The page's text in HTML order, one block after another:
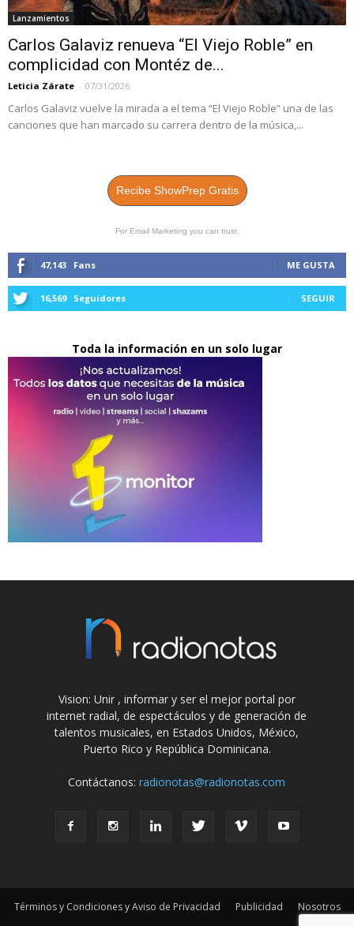
Lanzamientos
Carlos Galaviz renueva “El Viejo Roble” en
complicidad con Montéz de...
Leticia Zárate - 07/31/2026
Carlos Galaviz vuelve la mirada a el tema “El Viejo Roble” una de las
canciones que han marcado su carrera dentro de la música,...
Recibe ShowPrep Gratis
For Email Marketing you can trust.
47,143 Fans ME GUSTA
16,569 Seguidores SEGUIR
Toda la información en un solo lugar
Vision: Unir , informar y ser el mejor portal por
internet radial, de espectáculos y de generación de
talentos musicales, en Estados Unidos, México,
Puerto Rico y República Dominicana.
Contáctanos:radionotas@radionotas.com
Términos y Condiciones y Aviso de Privacidad Publicidad Nosotros